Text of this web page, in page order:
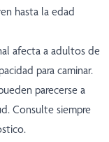
hasta la edad
afecta a adultos de
para caminar.
parecerse a
Consulte siempre